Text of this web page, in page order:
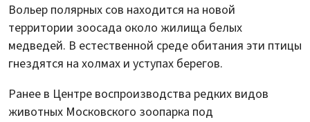
Вольер полярных сов находится на новой
территории зоосада около жилища белых
медведей. В естественной среде обитания эти птицы
гнездятся на холмах и уступах берегов.
Ранее в Центре воспроизводства редких видов
животных Московского зоопарка под